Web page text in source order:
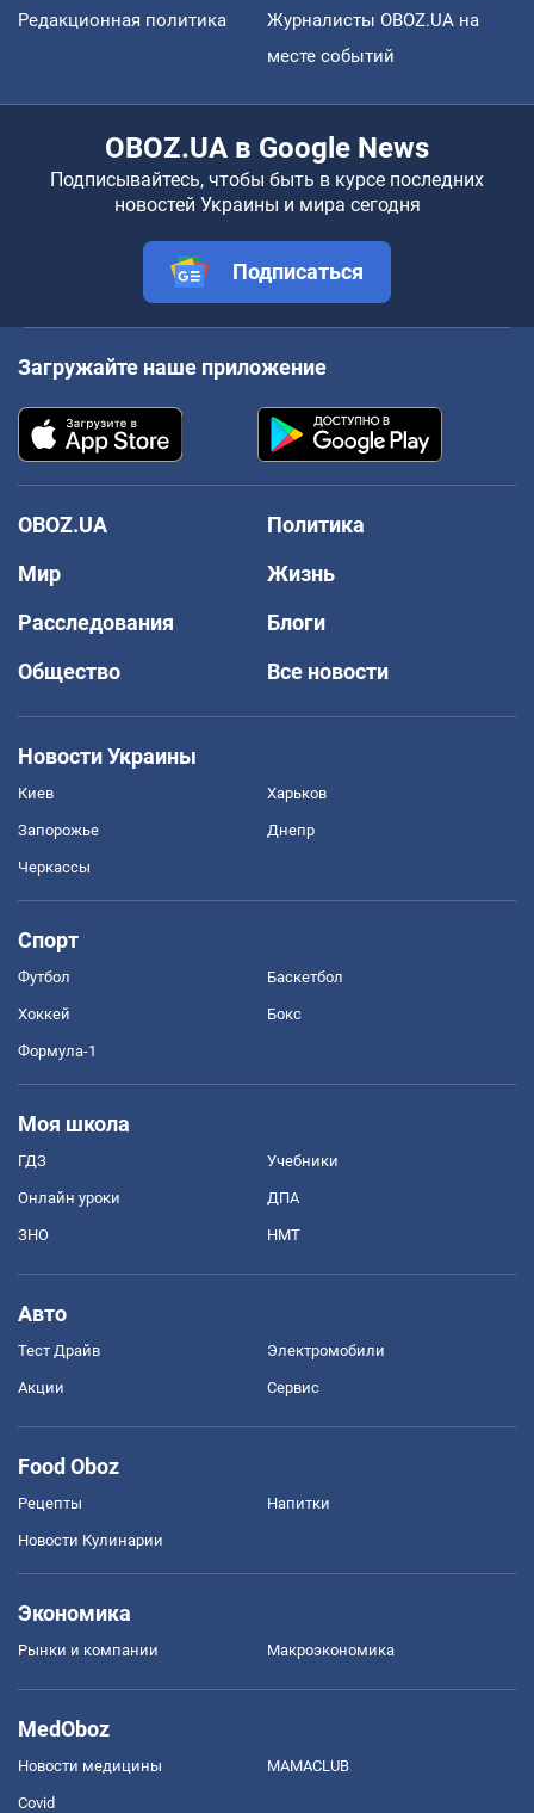
Редакционная политика
Журналисты OBOZ.UA на
месте событий
OBOZ.UA в Google News
Подписывайтесь, чтобы быть в курсе последних
новостей Украины и мира сегодня
Подписаться
Загружайте наше приложение
OBOZ.UA
Политика
Мир
Жизнь
Расследования
Блоги
Общество
Все новости
Новости Украины
Киев Харьков
Запорожье Днепр
Черкассы
Спорт
Футбол Баскетбол
Хоккей Бокс
Формула-1
Моя школа
ГДЗ Учебники
Онлайн уроки ДПА
ЗНО НМТ
Авто
Тест Драйв Электромобили
Акции Сервис
Food Oboz
Рецепты Напитки
Новости Кулинарии
Экономика
Рынки и компании Mакроэкономика
MedOboz
Новости медицины MAMACLUB
Covid